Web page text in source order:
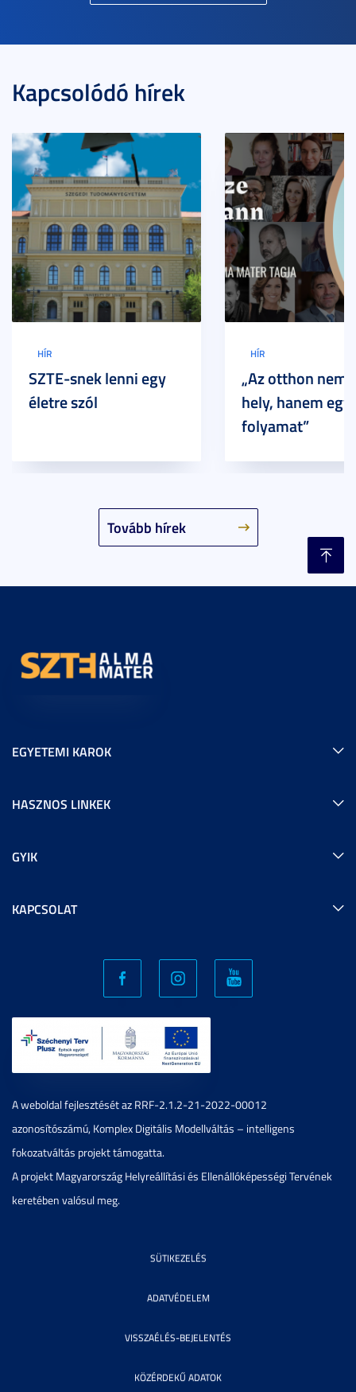
Kapcsolódó hírek
Tovább hírek
HÍR
SZTE-snek lenni egy
életre szól
HÍR
„Az otthon nem
hely, hanem egy
folyamat”
EGYETEMI KAROK
HASZNOS LINKEK
GYIK
KAPCSOLAT
A weboldal fejlesztését az RRF-2.1.2-21-2022-00012
azonosítószámú, Komplex Digitális Modellváltás – intelligens
fokozatváltás projekt támogatta.
A projekt Magyarország Helyreállítási és Ellenállóképességi Tervének
keretében valósul meg.
SÜTIKEZELÉS
ADATVÉDELEM
VISSZAÉLÉS-BEJELENTÉS
KÖZÉRDEKŰ ADATOK